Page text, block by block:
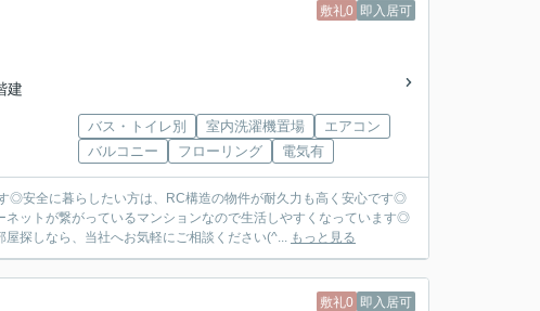
敷礼0 即入居可
建
バス・トイレ別 室内洗濯機置場
エアコン
バルコニー
フローリング 電気有
◎安全に暮らしたい方は、RC構造の物件が耐久力も高く安心です◎
ットが繋がっているマンションなので生活しやすくなっています◎
探しなら、当社へお気軽にご相談ください(^... もっと見る
敷礼0 即入居可